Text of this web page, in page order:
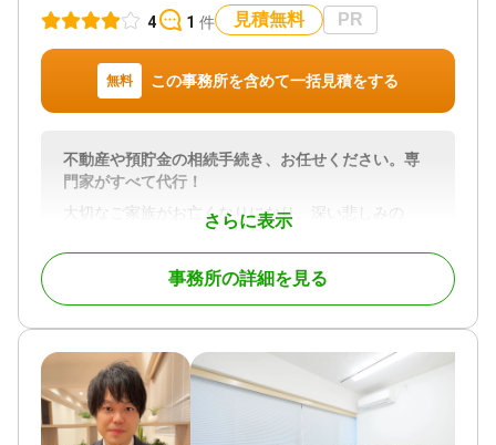
兵庫県,奈良県,和歌山県,鳥取県,島根県,岡山県,広島
県,山口県,徳島県,香川県,愛媛県,高知県,福岡県,佐賀
県,長崎県,熊本県,大分県,宮崎県,鹿児島県,沖縄県
対応業務
遺言書 / 遺産分割 / 相続財産調査 / 相続登記 / 相続放
戸籍収集 / 相続人調査 / 生前贈与（不動産名義変更）
対応体制
電話相談可 / 訪問可 / 女性スタッフ対応可 / 土日相談
可 / 初回相談無料 / 18時以降相談可 / オンライン面談
可 / 事務所面談可
4 1 件 見積無料 PR
無料 この事務所を含めて一括見積をする
さらに表示
不動産や預貯金の相続手続き、お任せください。専
門家がすべて代行！
大切なご家族がお亡くなりになり、深い悲しみの
中、不動産の名義変更（相続登記）という複雑な手
続きに直面され、何から手をつければよいのかとお
困りではないでしょうか。
ご自身で進めようにも、相続に関する必要な書類は
私たちは、そのような皆様のお力になるため、「相
続による不動産の名義変更」を専門とする司法書士
法人 不動産名義変更手続センターです。
相続登記は、2024年4月1日から義務化され、全ての
事務所の詳細を見る